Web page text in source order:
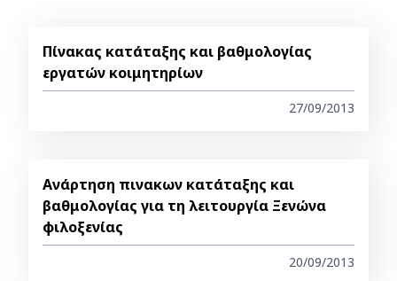
Πίνακας κατάταξης και βαθμολογίας
εργατών κοιμητηρίων
27/09/2013
Ανάρτηση πινακων κατάταξης και
βαθμολογίας για τη λειτουργία Ξενώνα
φιλοξενίας
20/09/2013